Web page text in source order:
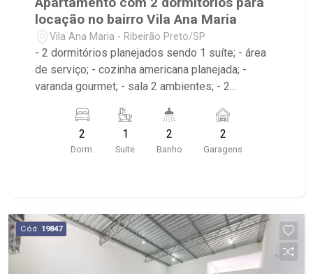
locação no bairro Vila Ana Maria
Vila Ana Maria - Ribeirão Preto/SP
- 2 dormitórios planejados sendo 1 suíte; - área
de serviço; - cozinha americana planejada; -
varanda gourmet; - sala 2 ambientes; - 2
próximo ao Ribeirão Shopping, Novo Mercadão
2
Dorm.
1
Suite
2
Banho
2
Garagens
Cód. 19847